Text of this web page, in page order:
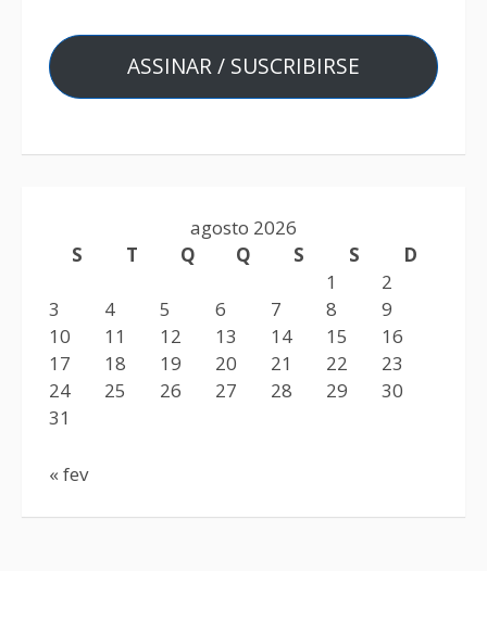
ASSINAR / SUSCRIBIRSE
agosto 2026
S
T Q Q S S
D
1
2
3
4 5 6 7 8
9
10
11 12 13 14 15
16
17
18 19 20 21 22
23
24
25 26 27 28 29
30
31
« fev